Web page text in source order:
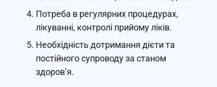
Потреба в регулярних процедурах,
лікуванні, контролі прийому ліків.
Необхідність дотримання дієти та
постійного супроводу за станом
здоров’я.